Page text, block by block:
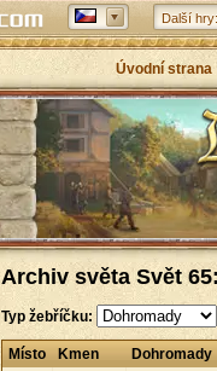
Další hry:
Úvodní strana
Archiv světa Svět
Typ žebříčku:
Místo Kmen
Dohromady